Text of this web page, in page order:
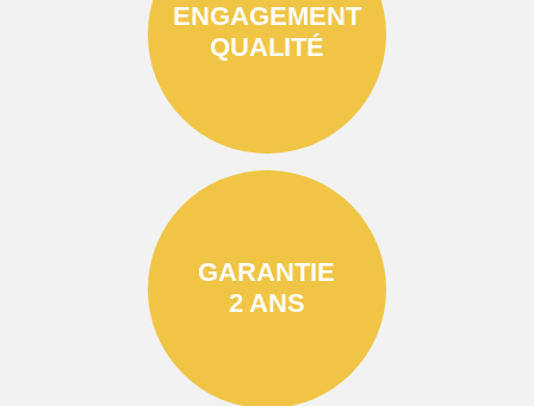
ENGAGEMENT
QUALITÉ
GARANTIE
2 ANS